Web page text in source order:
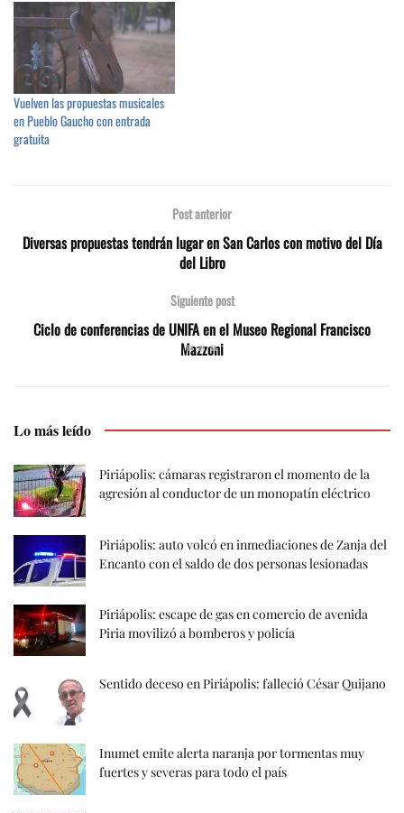
Vuelven las propuestas musicales
en Pueblo Gaucho con entrada
gratuita
Post anterior
Diversas propuestas tendrán lugar en San Carlos con motivo del Día
del Libro
Siguiente post
Ciclo de conferencias de UNIFA en el Museo Regional Francisco
Mazzoni
Lo más leído
Piriápolis: cámaras registraron el momento de la
agresión al conductor de un monopatín eléctrico
Piriápolis: auto volcó en inmediaciones de Zanja del
Encanto con el saldo de dos personas lesionadas
Piriápolis: escape de gas en comercio de avenida
Piria movilizó a bomberos y policía
Sentido deceso en Piriápolis: falleció César Quijano
Inumet emite alerta naranja por tormentas muy
fuertes y severas para todo el país